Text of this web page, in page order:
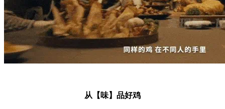
从【味】品好鸡